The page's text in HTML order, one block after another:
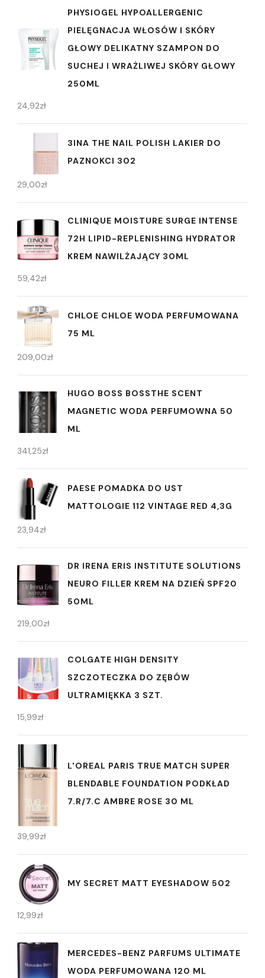
PHYSIOGEL HYPOALLERGENIC
PIELĘGNACJA WŁOSÓW I SKÓRY
GŁOWY DELIKATNY SZAMPON DO
SUCHEJ I WRAŻLIWEJ SKÓRY GŁOWY
250ML
24,92zł
3INA THE NAIL POLISH LAKIER DO
PAZNOKCI 302
29,00zł
CLINIQUE MOISTURE SURGE INTENSE
72H LIPID-REPLENISHING HYDRATOR
KREM NAWILŻAJĄCY 30ML
59,42zł
CHLOE CHLOE WODA PERFUMOWANA
75 ML
209,00zł
HUGO BOSS BOSSTHE SCENT
MAGNETIC WODA PERFUMOWNA 50
ML
341,25zł
PAESE POMADKA DO UST
MATTOLOGIE 112 VINTAGE RED 4,3G
23,94zł
DR IRENA ERIS INSTITUTE SOLUTIONS
NEURO FILLER KREM NA DZIEŃ SPF20
50ML
219,00zł
COLGATE HIGH DENSITY
SZCZOTECZKA DO ZĘBÓW
ULTRAMIĘKKA 3 SZT.
15,99zł
L'OREAL PARIS TRUE MATCH SUPER
BLENDABLE FOUNDATION PODKŁAD
7.R/7.C AMBRE ROSE 30 ML
39,99zł
MY SECRET MATT EYESHADOW 502
12,99zł
MERCEDES-BENZ PARFUMS ULTIMATE
WODA PERFUMOWANA 120 ML